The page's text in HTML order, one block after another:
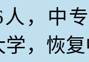
人，中
，恢